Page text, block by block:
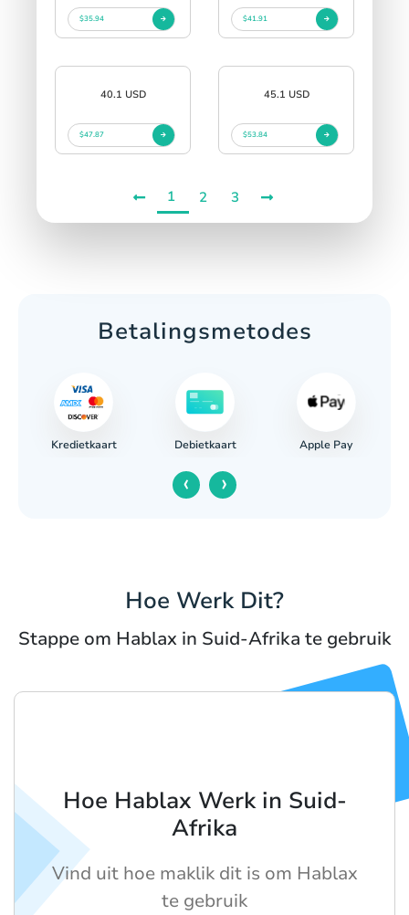
$35.94 $41.91
40.1 USD
$47.87
45.1 USD
$53.84
1 2 3
Betalingsmetodes
Kredietkaart Debietkaart Apple Pay
‹ ›
Hoe Werk Dit?
Stappe om Hablax in Suid-Afrika te gebruik
Hoe Hablax Werk in Suid-
Afrika
Vind uit hoe maklik dit is om Hablax
te gebruik